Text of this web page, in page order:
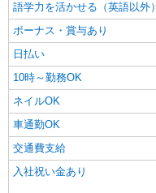
語学力を活かせる（英語以外）
ボーナス・賞与あり
日払い
10時～勤務OK
ネイルOK
車通勤OK
交通費支給
入社祝い金あり